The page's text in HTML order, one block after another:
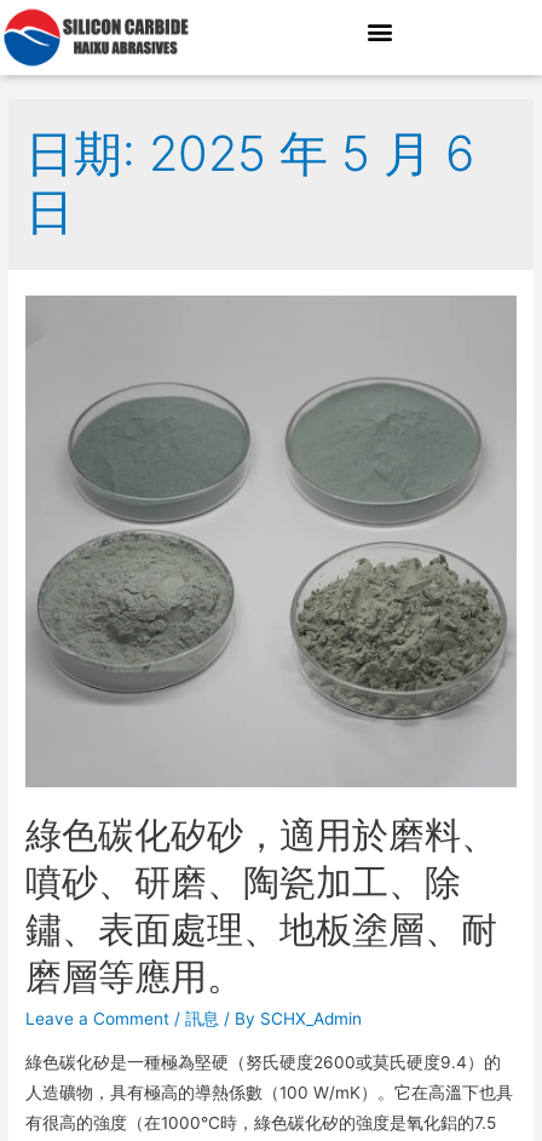
日期: 2025 年 5 月 6
日
綠色碳化矽砂，適用於磨料、
噴砂、研磨、陶瓷加工、除
鏽、表面處理、地板塗層、耐
磨層等應用。
Leave a Comment /訊息 / By SCHX_Admin
綠色碳化矽是一種極為堅硬（努氏硬度2600或莫氏硬度9.4）的
人造礦物，具有極高的導熱係數（100 W/mK）。它在高溫下也具
有很高的強度（在1000°C時，綠色碳化矽的強度是氧化鋁的7.5